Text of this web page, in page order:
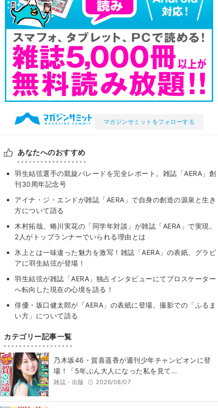
マガジンサミットをフォローする
あなたへのおすすめ
羽生結弦選手の凱旋パレードを完全レポート。雑誌「AERA」創
刊30周年記念号
アイナ・ジ・エンドが雑誌「AERA」で自身の創造の源泉と生き
方について語る
木村拓哉、蜷川実花の「同学年対談」が雑誌「AERA」で実現。
2人がトップランナーでいられる理由とは
氷上とは一味違った魅力を激写！雑誌「AERA」の表紙、グラビ
アに羽生結弦が登場！
羽生結弦が雑誌「AERA」独占インタビューにてプロスケーター
へ転向した現在の心境を語る！
俳優・坂口健太郎が「AERA」の表紙に登場。撮影での「ふるま
い方」について語る
カテゴリー記事一覧
乃木坂46・賀喜遥香が週刊少年チャンピオンに登
場！「5年ぶん大人になった私を見て…
雑誌・出版 2026/08/07